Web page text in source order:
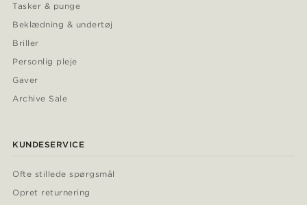
Tasker & punge
Beklædning & undertøj
Briller
Personlig pleje
Gaver
Archive Sale
KUNDESERVICE
Ofte stillede spørgsmål
Opret returnering